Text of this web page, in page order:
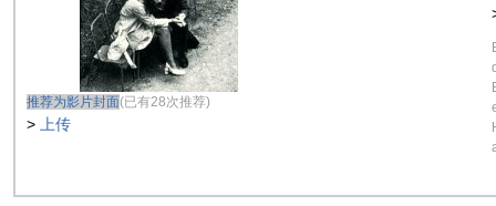
推荐为影片封面(已有28次推荐)
> 上传